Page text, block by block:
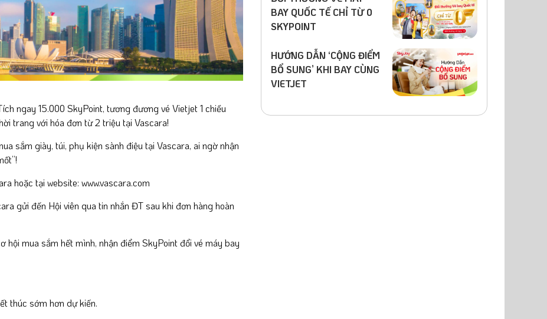
ngay 15.000 SkyPoint, tương đương vé Vietjet 1 chiều
trang với hóa đơn từ 2 triệu tại Vascara!
sắm giày, túi, phụ kiện sành điệu tại Vascara, ai ngờ nhận
hoặc tại website:www.vascara.com
gửi đến Hội viên qua tin nhắn ĐT sau khi đơn hàng hoàn
mua sắm hết mình, nhận điểm SkyPoint đổi vé máy bay
thúc sớm hơn dự kiến.
BAY QUỐC TẾ CHỈ TỪ 0
SKYPOINT
HƯỚNG DẪN ‘CỘNG ĐIỂM
BỔ SUNG’ KHI BAY CÙNG
VIETJET